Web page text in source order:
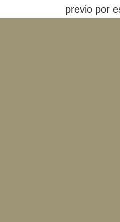
previo por